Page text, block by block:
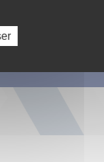
de me recontacter,